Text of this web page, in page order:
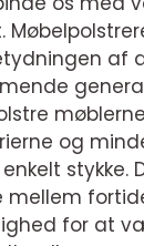
af
og
stykke.
mellem
for at